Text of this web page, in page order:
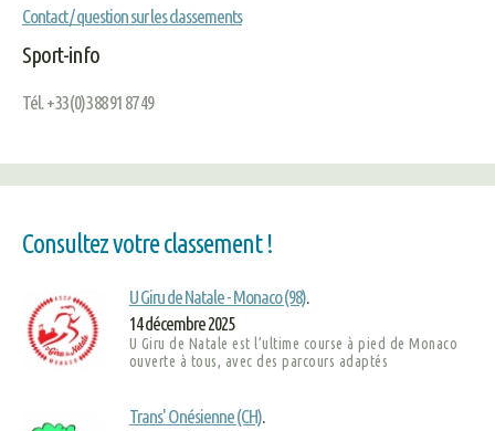
Contact / question sur les classements
Sport-info
Tél. +33 (0)3 88 91 87 49
Consultez votre classement !
U Giru de Natale - Monaco (98).
14 décembre 2025
U Giru de Natale est l’ultime course à pied de Monaco
ouverte à tous, avec des parcours adaptés
Trans' Onésienne (CH).